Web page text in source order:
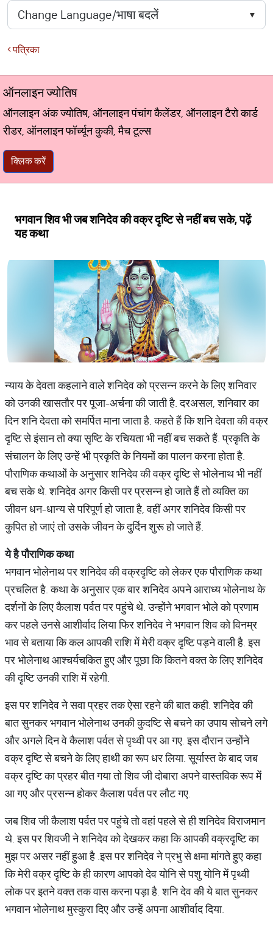
पत्रिका
ऑनलाइन ज्योतिष
ऑनलाइन अंक ज्योतिष, ऑनलाइन पंचांग कैलेंडर, ऑनलाइन टैरो कार्ड
रीडर, ऑनलाइन फॉर्च्यून कुकी, मैच टूल्स
क्लिक करें
भगवान शिव भी जब शनिदेव की वक्र दृष्टि से नहीं बच सके, पढ़ें
यह कथा
न्याय के देवता कहलाने वाले शनिदेव को प्रसन्न करने के लिए शनिवार
को उनकी खासतौर पर पूजा-अर्चना की जाती है. दरअसल, शनिवार का
दिन शनि देवता को समर्पित माना जाता है. कहते हैं कि शनि देवता की वक्र
दृष्टि से इंसान तो क्या सृष्टि के रचियता भी नहीं बच सकते हैं. प्रकृति के
संचालन के लिए उन्हें भी प्रकृति के नियमों का पालन करना होता है.
पौराणिक कथाओं के अनुसार शनिदेव की वक्र दृष्टि से भोलेनाथ भी नहीं
बच सके थे. शनिदेव अगर किसी पर प्रसन्न हो जाते हैं तो व्यक्ति का
जीवन धन-धान्य से परिपूर्ण हो जाता है, वहीं अगर शनिदेव किसी पर
कुपित हो जाएं तो उसके जीवन के दुर्दिन शुरू हो जाते हैं.
येहैपौराणिककथा
भगवान भोलेनाथ पर शनिदेव की वक्रदृष्टि को लेकर एक पौराणिक कथा
प्रचलित है. कथा के अनुसार एक बार शनिदेव अपने आराध्य भोलेनाथ के
दर्शनों के लिए कैलाश पर्वत पर पहुंचे थे. उन्होंने भगवान भोले को प्रणाम
कर पहले उनसे आशीर्वाद लिया फिर शनिदेव ने भगवान शिव को विनम्र
भाव से बताया कि कल आपकी राशि में मेरी वक्र दृष्टि पड़ने वाली है. इस
पर भोलेनाथ आश्चर्यचकित हुए और पूछा कि कितने वक्त के लिए शनिदेव
की दृष्टि उनकी राशि में रहेगी.
इस पर शनिदेव ने सवा प्रहर तक ऐसा रहने की बात कही. शनिदेव की
बात सुनकर भगवान भोलेनाथ उनकी कुदष्टि से बचने का उपाय सोचने लगे
और अगले दिन वे कैलाश पर्वत से पृथ्वी पर आ गए. इस दौरान उन्होंने
वक्र दृष्टि से बचने के लिए हाथी का रूप धर लिया. सूर्यास्त के बाद जब
वक्र दृष्टि का प्रहर बीत गया तो शिव जी दोबारा अपने वास्तविक रूप में
आ गए और प्रसन्न होकर कैलाश पर्वत पर लौट गए.
जब शिव जी कैलाश पर्वत पर पहुंचे तो वहां पहले से ही शनिदेव विराजमान
थे. इस पर शिवजी ने शनिदेव को देखकर कहा कि आपकी वक्रदृष्टि का
मुझ पर असर नहीं हुआ है .इस पर शनिदेव ने प्रभु से क्षमा मांगते हुए कहा
कि मेरी वक्र दृष्टि के ही कारण आपको देव योनि से पशु योनि में पृथ्वी
लोक पर इतने वक्त तक वास करना पड़ा है. शनि देव की ये बात सुनकर
भगवान भोलेनाथ मुस्कुरा दिए और उन्हें अपना आशीर्वाद दिया.